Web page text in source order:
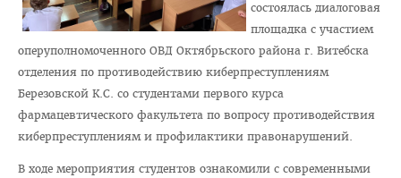
Идеологическая и воспитательная работа в вузе
Герои Беларуси
Отдел по идеологической и воспитательной работе
Студенческий клуб
Спортивный клуб
Cоциально-педагогическая и психологическая служба
состоялась диалоговая
площадка с участием
оперуполномоченного ОВД Октябрьского района г. Витебска
отделения по противодействию киберпреступлениям
Березовской К.С. со студентами первого курса
фармацевтического факультета по вопросу противодействия
киберпреступлениям и профилактики правонарушений.
В ходе мероприятия студентов ознакомили с современными